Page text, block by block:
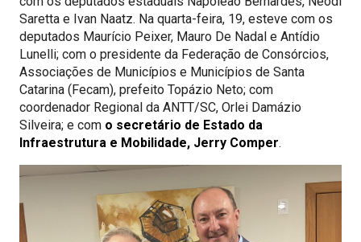
Saretta e Ivan Naatz. Na quarta-feira, 19, esteve com os
deputados Maurício Peixer, Mauro De Nadal e Antídio
Lunelli; com o presidente da Federação de Consórcios,
Associações de Municípios e Municípios de Santa
Catarina (Fecam), prefeito Topázio Neto; com
coordenador Regional da ANTT/SC, Orlei Damázio
Silveira; e com o secretário de Estado da
Infraestrutura e Mobilidade, Jerry Comper.